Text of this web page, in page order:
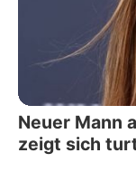
Neuer Mann
zeigt sich